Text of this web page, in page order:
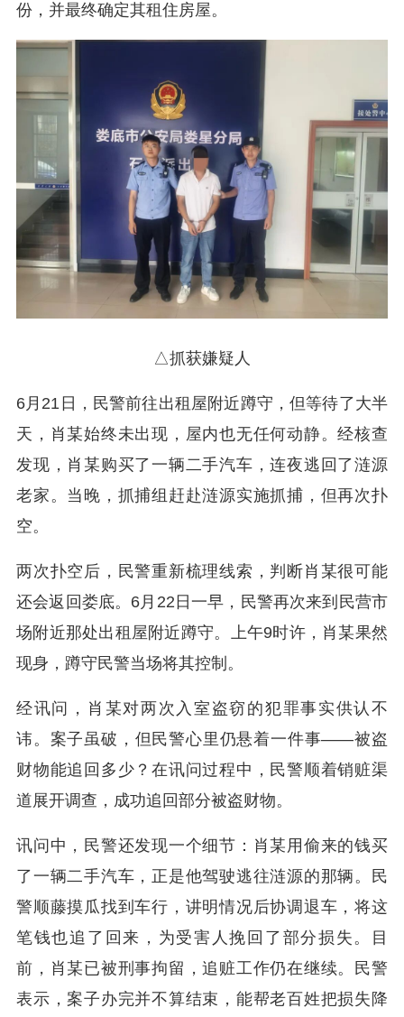
份，并最终确定其租住房屋。
△抓获嫌疑人
6月21日，民警前往出租屋附近蹲守，但等待了大半
天，肖某始终未出现，屋内也无任何动静。经核查
发现，肖某购买了一辆二手汽车，连夜逃回了涟源
老家。当晚，抓捕组赶赴涟源实施抓捕，但再次扑
空。
两次扑空后，民警重新梳理线索，判断肖某很可能
还会返回娄底。6月22日一早，民警再次来到民营市
场附近那处出租屋附近蹲守。上午9时许，肖某果然
现身，蹲守民警当场将其控制。
经讯问，肖某对两次入室盗窃的犯罪事实供认不
讳。案子虽破，但民警心里仍悬着一件事——被盗
财物能追回多少？在讯问过程中，民警顺着销赃渠
道展开调查，成功追回部分被盗财物。
讯问中，民警还发现一个细节：肖某用偷来的钱买
了一辆二手汽车，正是他驾驶逃往涟源的那辆。民
警顺藤摸瓜找到车行，讲明情况后协调退车，将这
笔钱也追了回来，为受害人挽回了部分损失。目
前，肖某已被刑事拘留，追赃工作仍在继续。民警
表示，案子办完并不算结束，能帮老百姓把损失降